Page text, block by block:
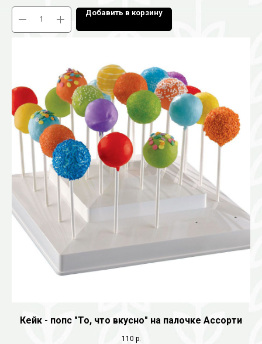
Добавить в корзину
Кейк - попс "То, что вкусно" на палочке Ассорти
110 р.